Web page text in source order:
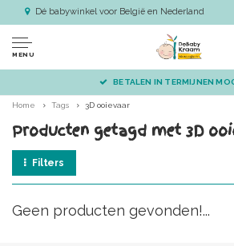
Dé babywinkel voor België en Nederland
MENU
BETALEN IN TERMIJNEN
Home Tags 3D ooievaar
Producten getagd met 3D
Filters
Geen producten gevonden!...